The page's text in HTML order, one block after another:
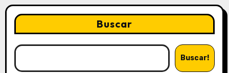
Buscar
Buscar!